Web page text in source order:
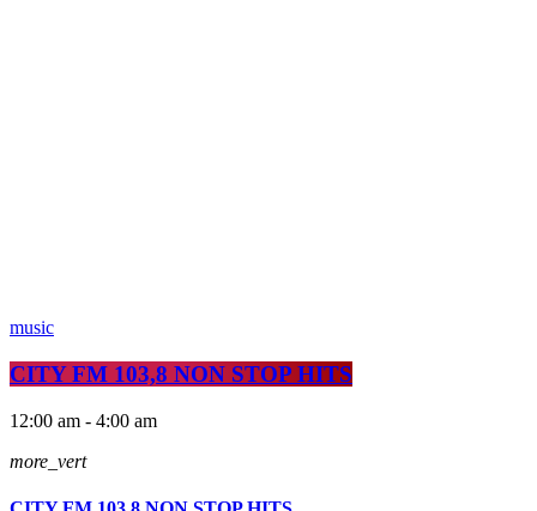
music
CITY FM 103,8 NON STOP HITS
12:00 am - 4:00 am
more_vert